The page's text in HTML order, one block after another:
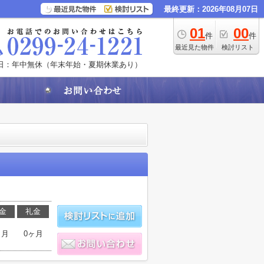
最終更新：2026年08月07日
01件
最近見た物件
00件
検討リスト
：年中無休（年末年始・夏期休業あり）
礼金
0ヶ月